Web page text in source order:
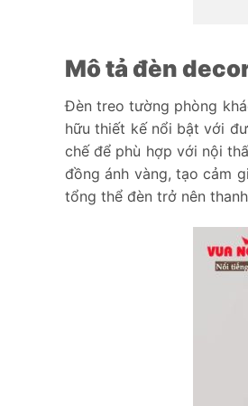
Mô tả đèn
Đèn treo tường phòng
hữu thiết kế nổi bật với
chế để phù hợp với nội
đồng ánh vàng, tạo cảm
tổng thể đèn trở nên